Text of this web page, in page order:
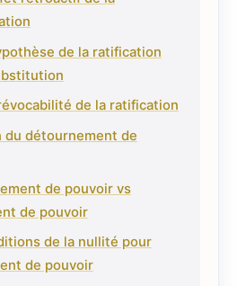
de la ratification
de la ratification
du détournement de
de pouvoir vs
de pouvoir
de la nullité pour
de pouvoir